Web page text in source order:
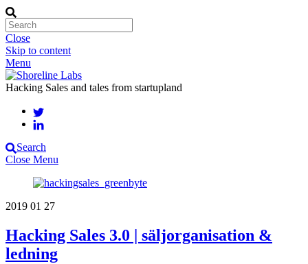
Close
Skip to content
Menu
Hacking Sales and tales from startupland
Search
Close Menu
2019 01 27
Hacking Sales 3.0 | säljorganisation &
ledning